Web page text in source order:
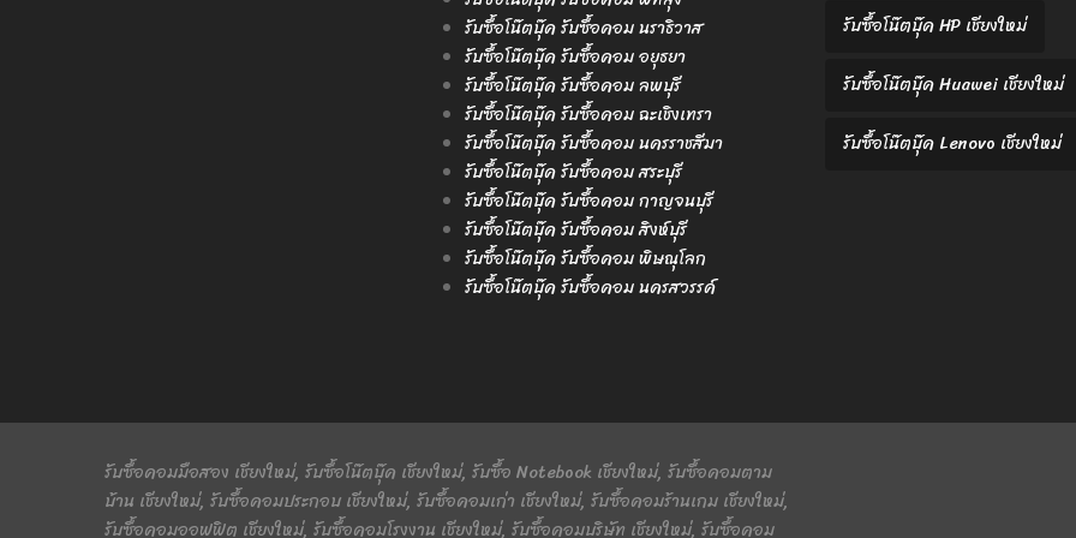
รับซื้อโน๊ตบุ๊ค รับซื้อคอม นราธิวาส
รับซื้อโน๊ตบุ๊ค รับซื้อคอม อยุธยา
รับซื้อโน๊ตบุ๊ค รับซื้อคอม ลพบุรี
รับซื้อโน๊ตบุ๊ค รับซื้อคอม ฉะเชิงเทรา
รับซื้อโน๊ตบุ๊ค รับซื้อคอม นครราชสีมา
รับซื้อโน๊ตบุ๊ค รับซื้อคอม สระบุรี
รับซื้อโน๊ตบุ๊ค รับซื้อคอม กาญจนบุรี
รับซื้อโน๊ตบุ๊ค รับซื้อคอม สิงห์บุรี
รับซื้อโน๊ตบุ๊ค รับซื้อคอม พิษณุโลก
รับซื้อโน๊ตบุ๊ค รับซื้อคอม นครสวรรค์
รับซื้อโน๊ตบุ๊ค HP เชียงใหม่
รับซื้อโน๊ตบุ๊ค Huawei เชียงใหม่
รับซื้อโน๊ตบุ๊ค Lenovo เชียงใหม่
รับซื้อคอมมือสอง เชียงใหม่, รับซื้อโน๊ตบุ๊ค เชียงใหม่, รับซื้อ Notebook เชียงใหม่, รับซื้อคอมตาม
บ้าน เชียงใหม่, รับซื้อคอมประกอบ เชียงใหม่, รับซื้อคอมเก่า เชียงใหม่, รับซื้อคอมร้านเกม เชียงใหม่,
รับซื้อคอมออฟฟิต เชียงใหม่, รับซื้อคอมโรงงาน เชียงใหม่, รับซื้อคอมบริษัท เชียงใหม่, รับซื้อคอม